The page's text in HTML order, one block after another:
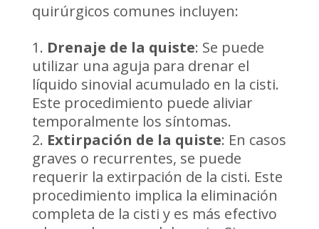
quirúrgicos comunes incluyen:
Drenaje de la quiste: Se puede
utilizar una aguja para drenar el
líquido sinovial acumulado en la cisti.
Este procedimiento puede aliviar
temporalmente los síntomas.
Extirpación de la quiste: En casos
graves o recurrentes, se puede
requerir la extirpación de la cisti. Este
procedimiento implica la eliminación
completa de la cisti y es más efectivo